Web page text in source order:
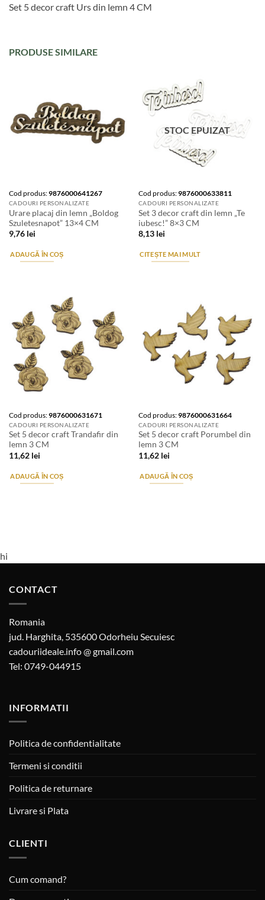
Set 5 decor craft Urs din lemn 4 CM
PRODUSE SIMILARE
Cod produs:9876000641267
CADOURI PERSONALIZATE
Urare placaj din lemn „Boldog
Szuletesnapot” 13×4 CM
9,76 lei
ADAUGĂ ÎN COȘ
STOC EPUIZAT
Cod produs:9876000633811
CADOURI PERSONALIZATE
Set 3 decor craft din lemn „Te
iubesc!” 8×3 CM
8,13 lei
CITEȘTE MAI MULT
Cod produs:9876000631671
CADOURI PERSONALIZATE
Set 5 decor craft Trandafir din
lemn 3 CM
11,62 lei
ADAUGĂ ÎN COȘ
Cod produs:9876000631664
CADOURI PERSONALIZATE
Set 5 decor craft Porumbel din
lemn 3 CM
11,62 lei
ADAUGĂ ÎN COȘ
hi
CONTACT
Romania
jud. Harghita, 535600 Odorheiu Secuiesc
cadouriideale.info @ gmail.com
Tel: 0749-044915
INFORMATII
Politica de confidentialitate
Termeni si conditii
Politica de returnare
Livrare si Plata
CLIENTI
Cum comand?